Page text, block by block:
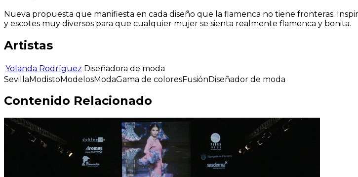
Nueva propuesta que manifiesta en cada diseño que la flamenca no tiene fronteras.
y escotes muy diversos para que cualquier mujer se sienta realmente flamenca y bonita.
Artistas
Yolanda Rodríguez Diseñadora de moda
SevillaModistoModelosModaGama de coloresFusiónDiseñador de moda
Contenido Relacionado